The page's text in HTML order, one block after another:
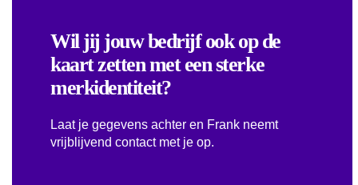
Wil jij jouw bedrijf ook op de
kaart zetten met een sterke
merkidentiteit?
Laat je gegevens achter en Frank neemt
vrijblijvend contact met je op.